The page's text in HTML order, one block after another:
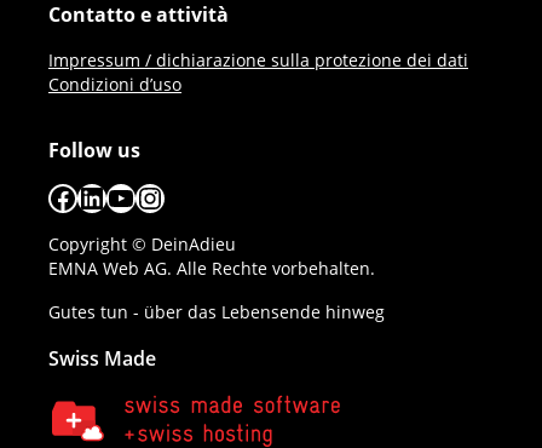
Contatto e attività
Impressum / dichiarazione sulla protezione dei dati
Condizioni d’uso
Follow us
Facebook
LinkedIn
YouTube
Instagram
Copyright © DeinAdieu
EMNA Web AG. Alle Rechte vorbehalten.
Gutes tun - über das Lebensende hinweg
Swiss Made